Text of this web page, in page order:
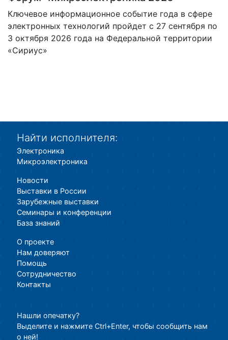
Ключевое информационное событие года в сфере
электронных технологий пройдет с 27 сентября по
3 октября 2026 года на Федеральной территории
«Сириус»
Найти исполнителя:
Электроника
Микроэлектроника
Новости
Выставки в России
Зарубежные выставки
Семинары и конференции
База знаний
О проекте
Нам доверяют
Помощь
Сотрудничество
Контакты
Нашли опечатку?
Выделите и нажмите Ctrl+Enter, чтобы сообщить нам
о ней!